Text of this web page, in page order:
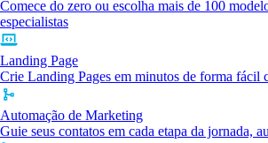
Comece do zero ou escolha mais de 100
especialistas
Landing Page
Crie Landing Pages em minutos de forma fácil
Automação de Marketing
Guie seus contatos em cada etapa da jornada,